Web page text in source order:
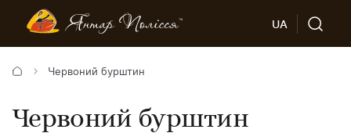
UA
Червоний бурштин
Червоний бурштин